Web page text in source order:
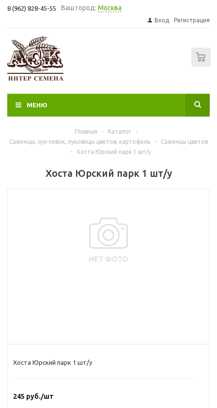
8 (962) 828-45-55 Ваш город: Москва
Вход Регистрация
МЕНЮ
Главная - Каталог
-
Саженцы, лук-севок, луковицы цветов, картофель
-
Саженцы цветов
-
Хоста Юрский парк 1 шт/у
Хоста Юрский парк 1 шт/у
Хоста Юрский парк 1 шт/у
245 руб./шт